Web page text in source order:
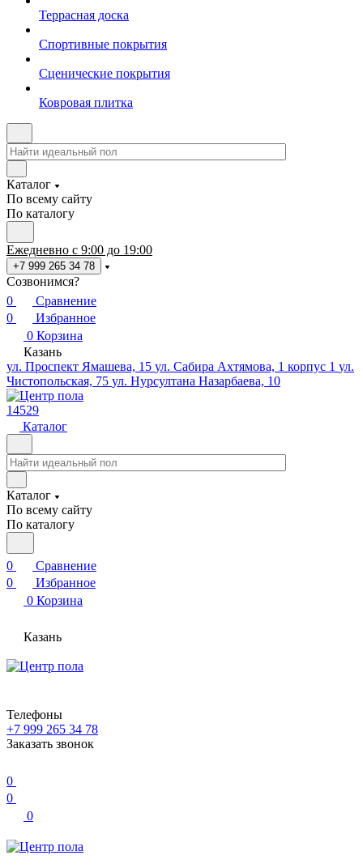
Террасная доска
Спортивные покрытия
Сценические покрытия
Ковровая плитка
Каталог
По всему сайту
По каталогу
Ежедневно с 9:00 до 19:00
+7 999 265 34 78
Созвонимся?
0
Сравнение
0
Избранное
0 Корзина
Казань
ул. Проспект Ямашева, 15 ул. Сабира Ахтямова, 1 корпус 1 ул.
Чистопольская, 75 ул. Нурсултана Назарбаева, 10
14529
Каталог
Каталог
По всему сайту
По каталогу
0
Сравнение
0
Избранное
0 Корзина
Казань
Телефоны
+7 999 265 34 78
Заказать звонок
0
0
0